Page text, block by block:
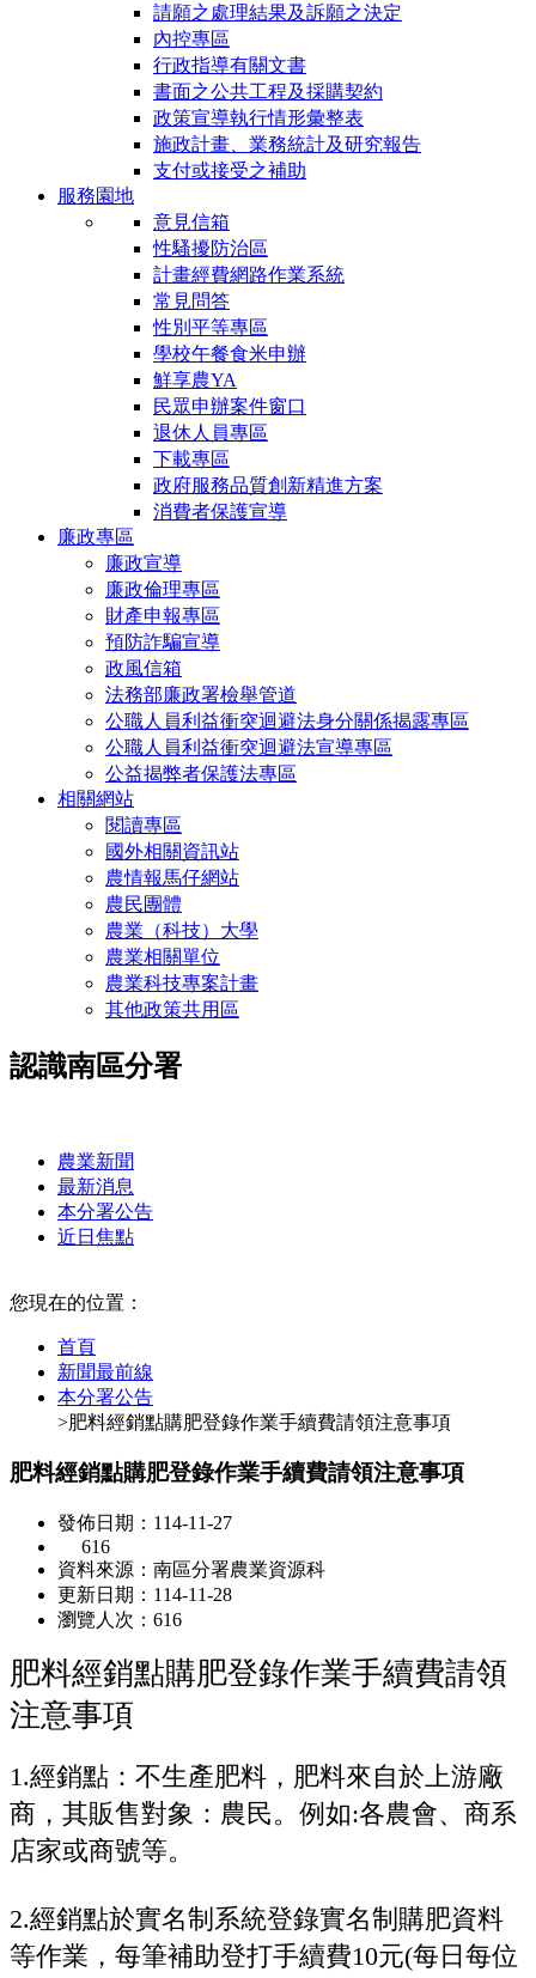
請願之處理結果及訴願之決定
內控專區
行政指導有關文書
書面之公共工程及採購契約
政策宣導執行情形彙整表
施政計畫、業務統計及研究報告
支付或接受之補助
服務園地
意見信箱
性騷擾防治區
計畫經費網路作業系統
常見問答
性別平等專區
學校午餐食米申辦
鮮享農YA
民眾申辦案件窗口
退休人員專區
下載專區
政府服務品質創新精進方案
消費者保護宣導
廉政專區
廉政宣導
廉政倫理專區
財產申報專區
預防詐騙宣導
政風信箱
法務部廉政署檢舉管道
公職人員利益衝突迴避法身分關係揭露專區
公職人員利益衝突迴避法宣導專區
公益揭弊者保護法專區
相關網站
閱讀專區
國外相關資訊站
農情報馬仔網站
農民團體
農業（科技）大學
農業相關單位
農業科技專案計畫
其他政策共用區
認識南區分署
農業新聞
最新消息
本分署公告
近日焦點
您現在的位置：
首頁
新聞最前線
本分署公告
>肥料經銷點購肥登錄作業手續費請領注意事項
肥料經銷點購肥登錄作業手續費請領注意事項
發佈日期：114-11-27
616
資料來源：南區分署農業資源科
更新日期：114-11-28
瀏覽人次：616
肥料經銷點購肥登錄作業手續費請領
注意事項
1.經銷點：不生產肥料，肥料來自於上游廠
商，其販售對象：農民。例如:各農會、商系
店家或商號等。
2.經銷點於實名制系統登錄實名制購肥資料
等作業，每筆補助登打手續費10元(每日每位